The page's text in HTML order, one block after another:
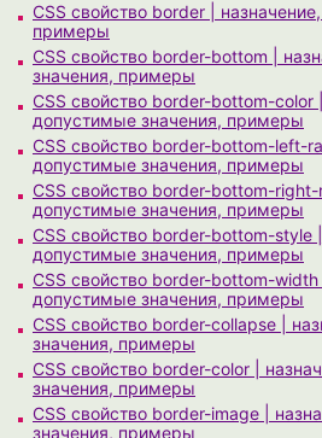
CSS свойство border |
примеры
CSS свойство border-bottom |
значения, примеры
CSS свойство border-bottom-color
допустимые значения, примеры
CSS свойство border-bottom-left-
допустимые значения, примеры
CSS свойство border-bottom-
допустимые значения, примеры
CSS свойство border-bottom-style
допустимые значения, примеры
CSS свойство border-bottom-width
допустимые значения, примеры
CSS свойство border-collapse |
значения, примеры
CSS свойство border-color |
значения, примеры
CSS свойство border-image |
значения, примеры